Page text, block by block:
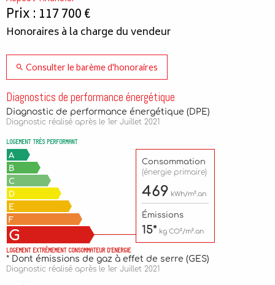
Prix : 117 700 €
Honoraires à la charge du vendeur
Consulter le barème d'honoraires
Diagnostics de performance énergétique